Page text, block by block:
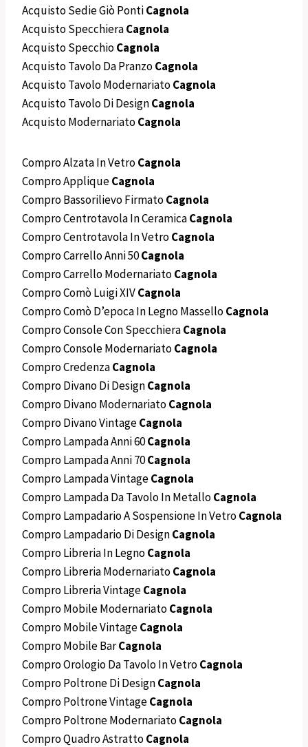
Acquisto Sedie Giò PontiCagnola
Acquisto SpecchieraCagnola
Acquisto SpecchioCagnola
Acquisto Tavolo Da PranzoCagnola
Acquisto Tavolo ModernariatoCagnola
Acquisto Tavolo Di DesignCagnola
Acquisto ModernariatoCagnola
Compro Alzata In VetroCagnola
Compro AppliqueCagnola
Compro Bassorilievo FirmatoCagnola
Compro Centrotavola In CeramicaCagnola
Compro Centrotavola In VetroCagnola
Compro Carrello Anni 50Cagnola
Compro Carrello ModernariatoCagnola
Compro Comò Luigi XIVCagnola
Compro Comò D’epoca In Legno MasselloCagnola
Compro Console Con SpecchieraCagnola
Compro Console ModernariatoCagnola
Compro CredenzaCagnola
Compro Divano Di DesignCagnola
Compro Divano ModernariatoCagnola
Compro Divano VintageCagnola
Compro Lampada Anni 60Cagnola
Compro Lampada Anni 70Cagnola
Compro Lampada VintageCagnola
Compro Lampada Da Tavolo In MetalloCagnola
Compro Lampadario A Sospensione In VetroCagnola
Compro Lampadario Di DesignCagnola
Compro Libreria In LegnoCagnola
Compro Libreria ModernariatoCagnola
Compro Libreria VintageCagnola
Compro Mobile ModernariatoCagnola
Compro Mobile VintageCagnola
Compro Mobile BarCagnola
Compro Orologio Da Tavolo In VetroCagnola
Compro Poltrone Di DesignCagnola
Compro Poltrone VintageCagnola
Compro Poltrone ModernariatoCagnola
Compro Quadro AstrattoCagnola